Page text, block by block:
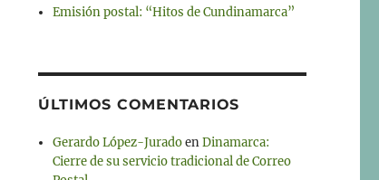
Emisión postal: “Hitos de Cundinamarca”
ÚLTIMOS COMENTARIOS
Gerardo López-JuradoenDinamarca:
Cierre de su servicio tradicional de Correo